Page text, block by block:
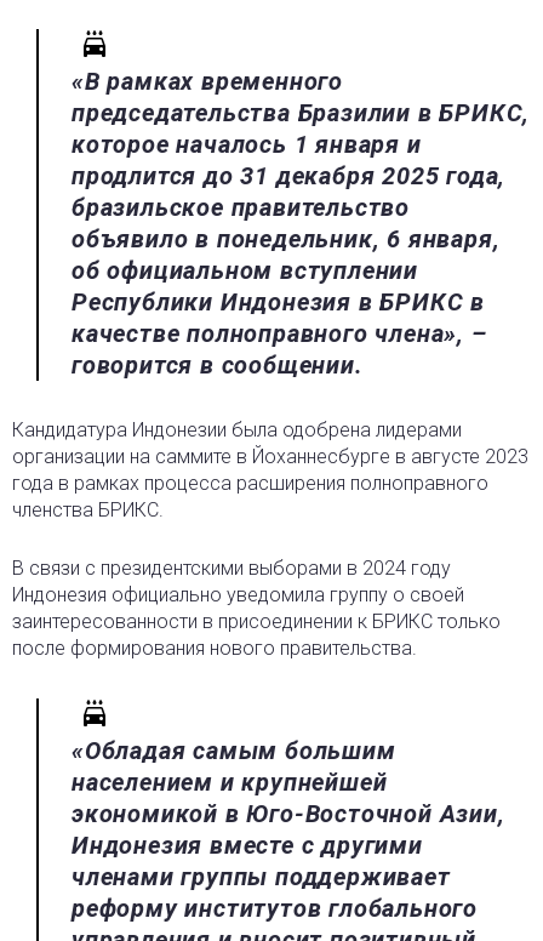
«В рамках временного
председательства Бразилии в БРИКС,
которое началось 1 января и
продлится до 31 декабря 2025 года,
бразильское правительство
объявило в понедельник, 6 января,
об официальном вступлении
Республики Индонезия в БРИКС в
качестве полноправного члена», –
говорится в сообщении.
Кандидатура Индонезии была одобрена лидерами
организации на саммите в Йоханнесбурге в августе 2023
года в рамках процесса расширения полноправного
членства БРИКС.
В связи с президентскими выборами в 2024 году
Индонезия официально уведомила группу о своей
заинтересованности в присоединении к БРИКС только
после формирования нового правительства.
«Обладая самым большим
населением и крупнейшей
экономикой в Юго-Восточной Азии,
Индонезия вместе с другими
членами группы поддерживает
реформу институтов глобального